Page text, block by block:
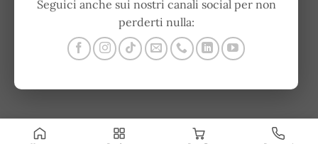
Seguici anche sui nostri canali social per non
perderti nulla: